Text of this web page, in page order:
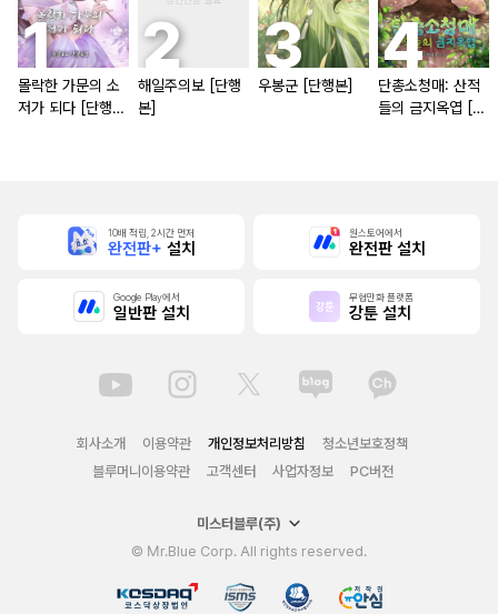
몰락한 가문의 소
저가 되다 [단행
해일주의보 [단행
본]
우봉군 [단행본]
단총소청매: 산적
들의 금지옥엽 [단
10배 적립, 2시간 먼저
완전판+ 설치
원스토어에서
완전판 설치
Google Play에서
일반판 설치
무협만화 플랫폼
강툰 설치
회사소개 이용약관 개인정보처리방침
청소년보호정책
블루머니이용약관
고객센터 사업자정보 PC버전
미스터블루(주)
© Mr.Blue Corp. All rights reserved.